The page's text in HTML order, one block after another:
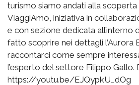
turismo siamo andati alla
ViaggiAmo, iniziativa in
e con sezione dedicata all’interno
fatto scoprire nei dettagli l’Aurora
raccontarci come sempre
l’esperto del settore Filippo Gallo.
https://youtu.be/EJQypkU_dOg